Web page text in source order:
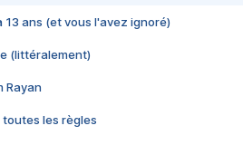
13 ans (et vous l'avez ignoré)
(littéralement)
Rayan
toutes les règles